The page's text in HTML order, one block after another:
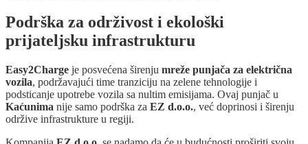
Podrška za održivost i ekološki
prijateljsku infrastrukturu
Easy2Charge je posvećena širenju mreže punjača za električna
vozila, podržavajući time tranziciju na zelene tehnologije i
podsticanje upotrebe vozila sa nultim emisijama. Ovaj punjač u
Kaćunima nije samo podrška za EZ d.o.o., već doprinosi i širenju
održive infrastrukture u regiji.